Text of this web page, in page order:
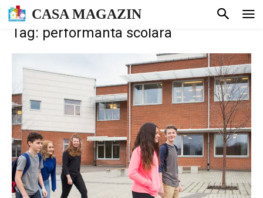
CASA MAGAZIN
Tag: performanta scolara